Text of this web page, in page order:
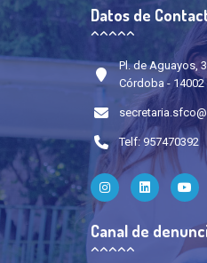
Datos de
Pl. de Aguayos, 3
Córdoba - 14002
Telf: 957470392
Canal de